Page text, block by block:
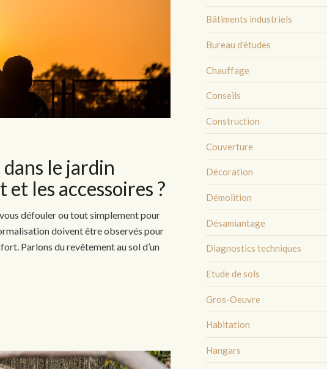
le jardin
les accessoires ?
défouler ou tout simplement pour
doivent être observés pour
Parlons du revêtement au sol d’un
Bâtiments industriels
Bureau d'études
Chauffage
Conseils
Construction
Couverture
Décoration
Démolition
Désamiantage
Diagnostics techniques
Etude de sols
Gros-Oeuvre
Habitation
Hangars